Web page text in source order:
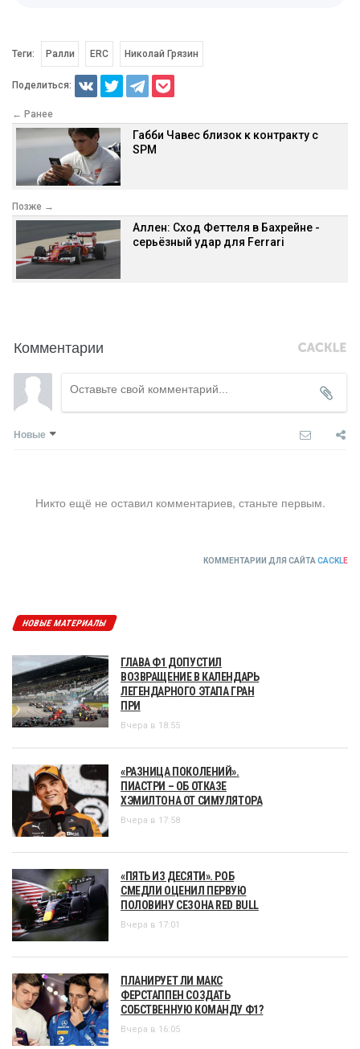
Теги: Ралли ERC Николай Грязин
Поделиться:
← Ранее
Габби Чавес близок к контракту с
SPM
Позже →
Аллен: Сход Феттеля в Бахрейне -
серьёзный удар для Ferrari
Комментарии
Новые
Никто ещё не оставил комментариев, станьте первым.
КОММЕНТАРИИ ДЛЯ САЙТА CACKLE
НОВЫЕ МАТЕРИАЛЫ
ГЛАВА Ф1 ДОПУСТИЛ
ВОЗВРАЩЕНИЕ В КАЛЕНДАРЬ
ЛЕГЕНДАРНОГО ЭТАПА ГРАН
ПРИ
Вчера в 18:55
«РАЗНИЦА ПОКОЛЕНИЙ».
ПИАСТРИ – ОБ ОТКАЗЕ
ХЭМИЛТОНА ОТ СИМУЛЯТОРА
Вчера в 17:58
«ПЯТЬ ИЗ ДЕСЯТИ». РОБ
СМЕДЛИ ОЦЕНИЛ ПЕРВУЮ
ПОЛОВИНУ СЕЗОНА RED BULL
Вчера в 17:01
ПЛАНИРУЕТ ЛИ МАКС
ФЕРСТАППЕН СОЗДАТЬ
СОБСТВЕННУЮ КОМАНДУ Ф1?
Вчера в 16:05